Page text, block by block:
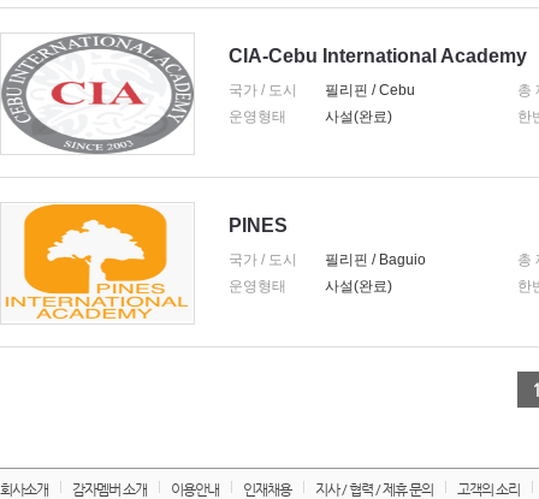
CIA-Cebu International Academy
국가 / 도시 필리핀 / Cebu
총
운영형태
사설(완료) 한
PINES
국가 / 도시 필리핀 / Baguio
총
운영형태
사설(완료) 한
회사소개 감자멤버 소개 이용안내 인재채용 지사 / 협력 / 제휴 문의 고객의 소리